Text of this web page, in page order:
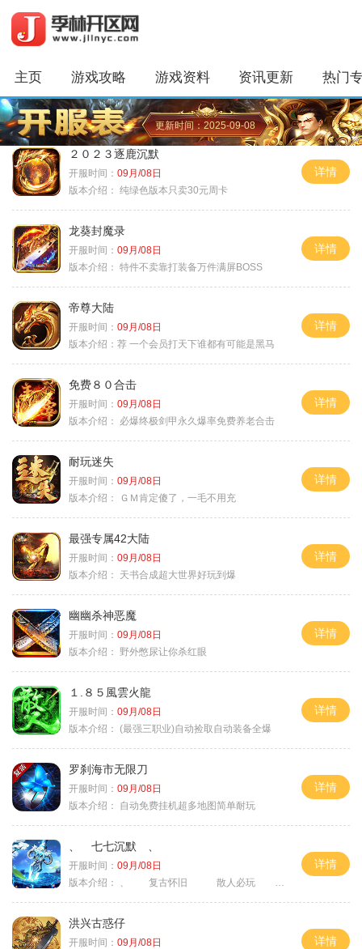
主页 游戏攻略 游戏资料 资讯更新 热门
更新时间：2025-09-08
２０２３逐鹿沉默
开服时间： 09月/08日
版本介绍： 纯绿色版本只卖30元周卡
详情
龙葵封魔录
开服时间： 09月/08日
版本介绍： 特件不卖靠打装备万件满屏BOSS
详情
帝尊大陆
开服时间： 09月/08日
版本介绍： 荐 一个会员打天下谁都有可能是黑马
详情
免费８０合击
开服时间： 09月/08日
版本介绍：
必爆终极剑甲永久爆率免费养老合击
详情
耐玩迷失
开服时间： 09月/08日
版本介绍：
ＧＭ肯定傻了，一毛不用充
详情
最强专属42大陆
开服时间： 09月/08日
版本介绍：
天书合成超大世界好玩到爆
详情
幽幽杀神恶魔
开服时间： 09月/08日
版本介绍：
野外憋尿让你杀红眼
详情
１.８５風雲火龍
开服时间： 09月/08日
版本介绍： (最强三职业)自动捡取自动装备全爆
详情
罗刹海市无限刀
开服时间： 09月/08日
版本介绍：
自动免费挂机超多地图简单耐玩
详情
、 七七沉默 、
开服时间： 09月/08日
版本介绍：
、 复古怀旧 散人必玩 、
详情
洪兴古惑仔
开服时间： 09月/08日
详情